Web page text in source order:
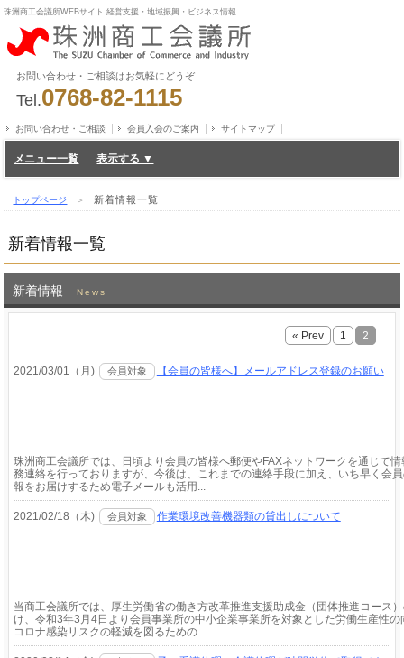
珠洲商工会議所WEBサイト 経営支援・地域振興・ビジネス情報
お問い合わせ・ご相談はお気軽にどうぞ
Tel.0768-82-1115
お問い合わせ・ご相談 会員入会のご案内 サイトマップ
メニュー一覧
トップページ ＞新着情報一覧
新着情報一覧
新着情報 News
« Prev 1 2
2021/03/01（月) 会員対象 【会員の皆様へ】メールアドレス登録のお願い
珠洲商工会議所では、日頃より会員の皆様へ郵便やFAXネットワークを通じて
務連絡を行っておりますが、今後は、これまでの連絡手段に加え、いち早く会
報をお届けするため電子メールも活用...
2021/02/18（木) 会員対象 作業環境改善機器類の貸出しについて
当商工会議所では、厚生労働省の働き方改革推進支援助成金（団体推進コース
け、令和3年3月4日より会員事業所の中小企業事業所を対象とした労働生産性の
コロナ感染リスクの軽減を図るための...